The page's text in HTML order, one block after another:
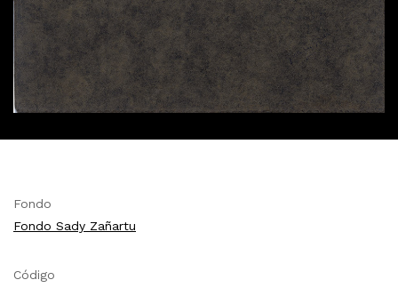
Fondo
Fondo Sady Zañartu
Código